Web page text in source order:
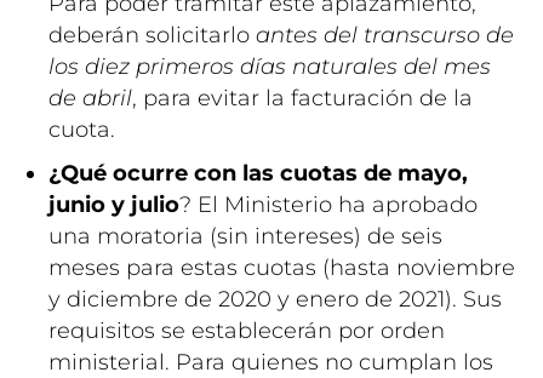
deberán solicitarloantes del transcurso de
los diez primeros días naturales del mes
de abril, para evitar la facturación de la
cuota.
¿Qué ocurre con las cuotas de mayo,
junio y julio? El Ministerio ha aprobado
una moratoria (sin intereses) de seis
meses para estas cuotas (hasta noviembre
y diciembre de 2020 y enero de 2021). Sus
requisitos se establecerán por orden
ministerial. Para quienes no cumplan los